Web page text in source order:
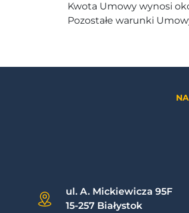
Kwota Umowy wynosi
Pozostałe warunki
ul. A. Mickiewicza 95F
15-257 Białystok